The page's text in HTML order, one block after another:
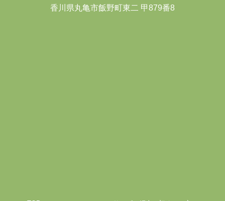
香川県丸亀市飯野町東二 甲879番8